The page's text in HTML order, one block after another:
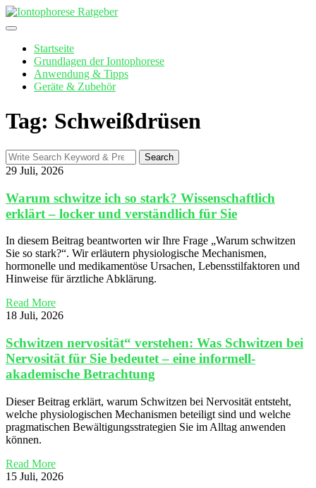
Skip
to
Startseite
Grundlagen der Iontophorese
Anwendung & Tipps
Geräte & Zubehör
Tag: Schweißdrüsen
Search
for:
Search
29 Juli, 2026
Warum schwitze ich so stark? Wissenschaftlich
erklärt – locker und verständlich für Sie
In diesem Beitrag beantworten wir Ihre Frage „Warum schwitzen
Sie so stark?“. Wir erläutern physiologische Mechanismen,
hormonelle und medikamentöse Ursachen, Lebensstilfaktoren und
Hinweise für ärztliche Abklärung.
Read More
18 Juli, 2026
Schwitzen nervosität“ verstehen: Was Schwitzen bei
Nervosität für Sie bedeutet – eine informell-
akademische Betrachtung
Dieser Beitrag erklärt, warum Schwitzen bei Nervosität entsteht,
welche physiologischen Mechanismen beteiligt sind und welche
pragmatischen Bewältigungsstrategien Sie im Alltag anwenden
können.
Read More
15 Juli, 2026